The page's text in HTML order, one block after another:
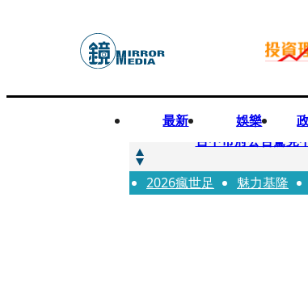
最新 娛樂
快訊
台中市府公告驚見
快訊
明知辣椒粉含蘇丹
2026瘋世足 魅力基隆